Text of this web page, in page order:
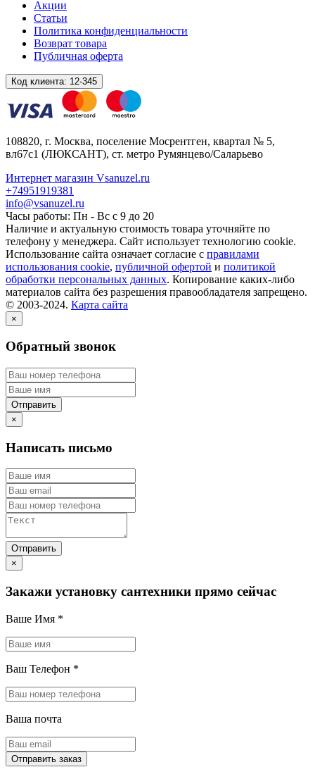
Акции
Статьи
Политика конфиденциальности
Возврат товара
Публичная оферта
Код клиента: 12-345
108820, г. Москва, поселение Мосрентген, квартал № 5,
вл67с1 (ЛЮКСАНТ), ст. метро Румянцево/Саларьево
Интернет магазин Vsanuzel.ru
+74951919381
info@vsanuzel.ru
Часы работы: Пн - Вс с 9 до 20
Наличие и актуальную стоимость товара уточняйте по
телефону у менеджера. Сайт использует технологию cookie.
Использование сайта означает согласие с правилами
использования cookie, публичной офертой и политикой
обработки персональных данных. Копирование каких-либо
материалов сайта без разрешения правообладателя запрещено.
© 2003-2024. Карта сайта
×
Обратный звонок
×
Написать письмо
×
Закажи установку сантехники прямо сейчас
Ваше Имя *
Ваш Телефон *
Ваша почта